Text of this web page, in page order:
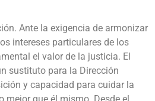
Ante la exigencia de armonizar
intereses particulares de los
el valor de la justicia. El
sustituto para la Dirección
y capacidad para cuidar la